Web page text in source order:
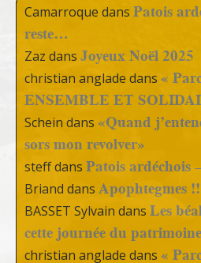
Camarroque dans Patois
reste…
Zaz dans Joyeux Noël 2025
christian anglade dans «
ENSEMBLE ET
Schein dans «Quand
sors mon revolver»
steffdans Patois ardéchois
Briand dans Apophtegmes
BASSET Sylvain dans Les
cette journée du patrimoine
christian anglade dans «